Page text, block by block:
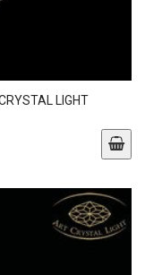
LIGHT